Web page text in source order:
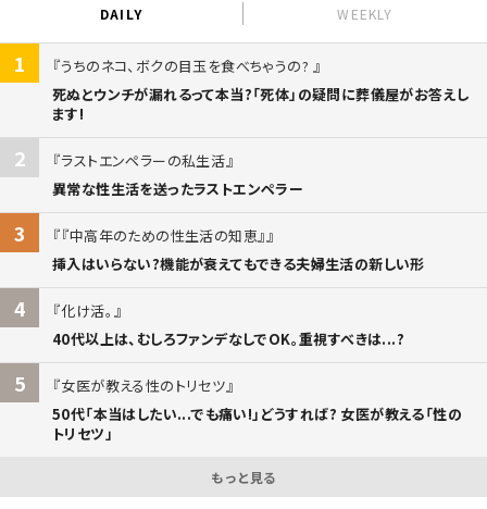
DAILY WEEKLY
1
うちのネコ、ボクの目玉を食べちゃうの?
死ぬとウンチが漏れるって本当?「死体」の疑問に葬儀屋がお答えし
ます!
2
ラストエンペラーの私生活
異常な性生活を送ったラストエンペラー
3
『中高年のための性生活の知恵』
挿入はいらない?機能が衰えてもできる夫婦生活の新しい形
4
化け活。
40代以上は、むしろファンデなしでOK。重視すべきは...?
5
女医が教える性のトリセツ
50代「本当はしたい...でも痛い!」どうすれば? 女医が教える「性の
トリセツ」
もっと見る